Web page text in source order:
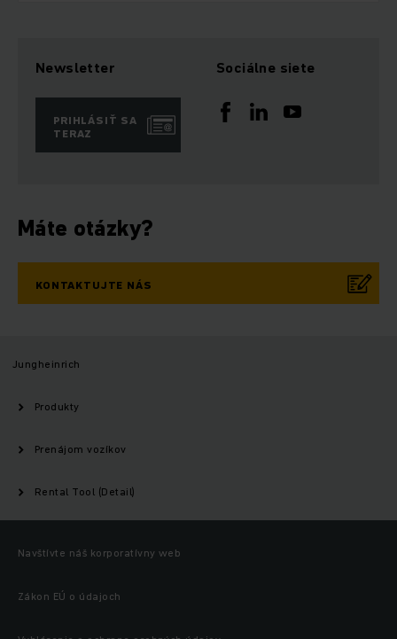
Newsletter
PRIHLÁSIŤ SA
TERAZ
Sociálne siete
Máte otázky?
KONTAKTUJTE NÁS
Jungheinrich
Produkty
Prenájom vozíkov
Rental Tool (Detail)
Navštívte náš korporatívny web
Zákon EÚ o údajoch